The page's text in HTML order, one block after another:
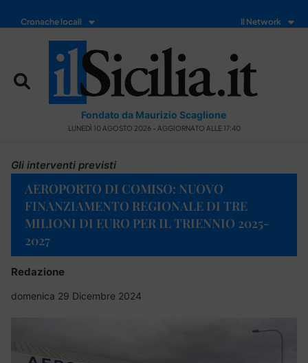
Cronache locali Il Network
Fondato da Maurizio Scaglione
LUNEDÌ 10 AGOSTO 2026 - AGGIORNATO ALLE 17:40
Gli interventi previsti
AEROPORTO DI COMISO: NUOVO
FINANZIAMENTO REGIONALE DI TRE
MILIONI DI EURO PER IL TRIENNIO 2025-
2027
Redazione
domenica 29 Dicembre 2024